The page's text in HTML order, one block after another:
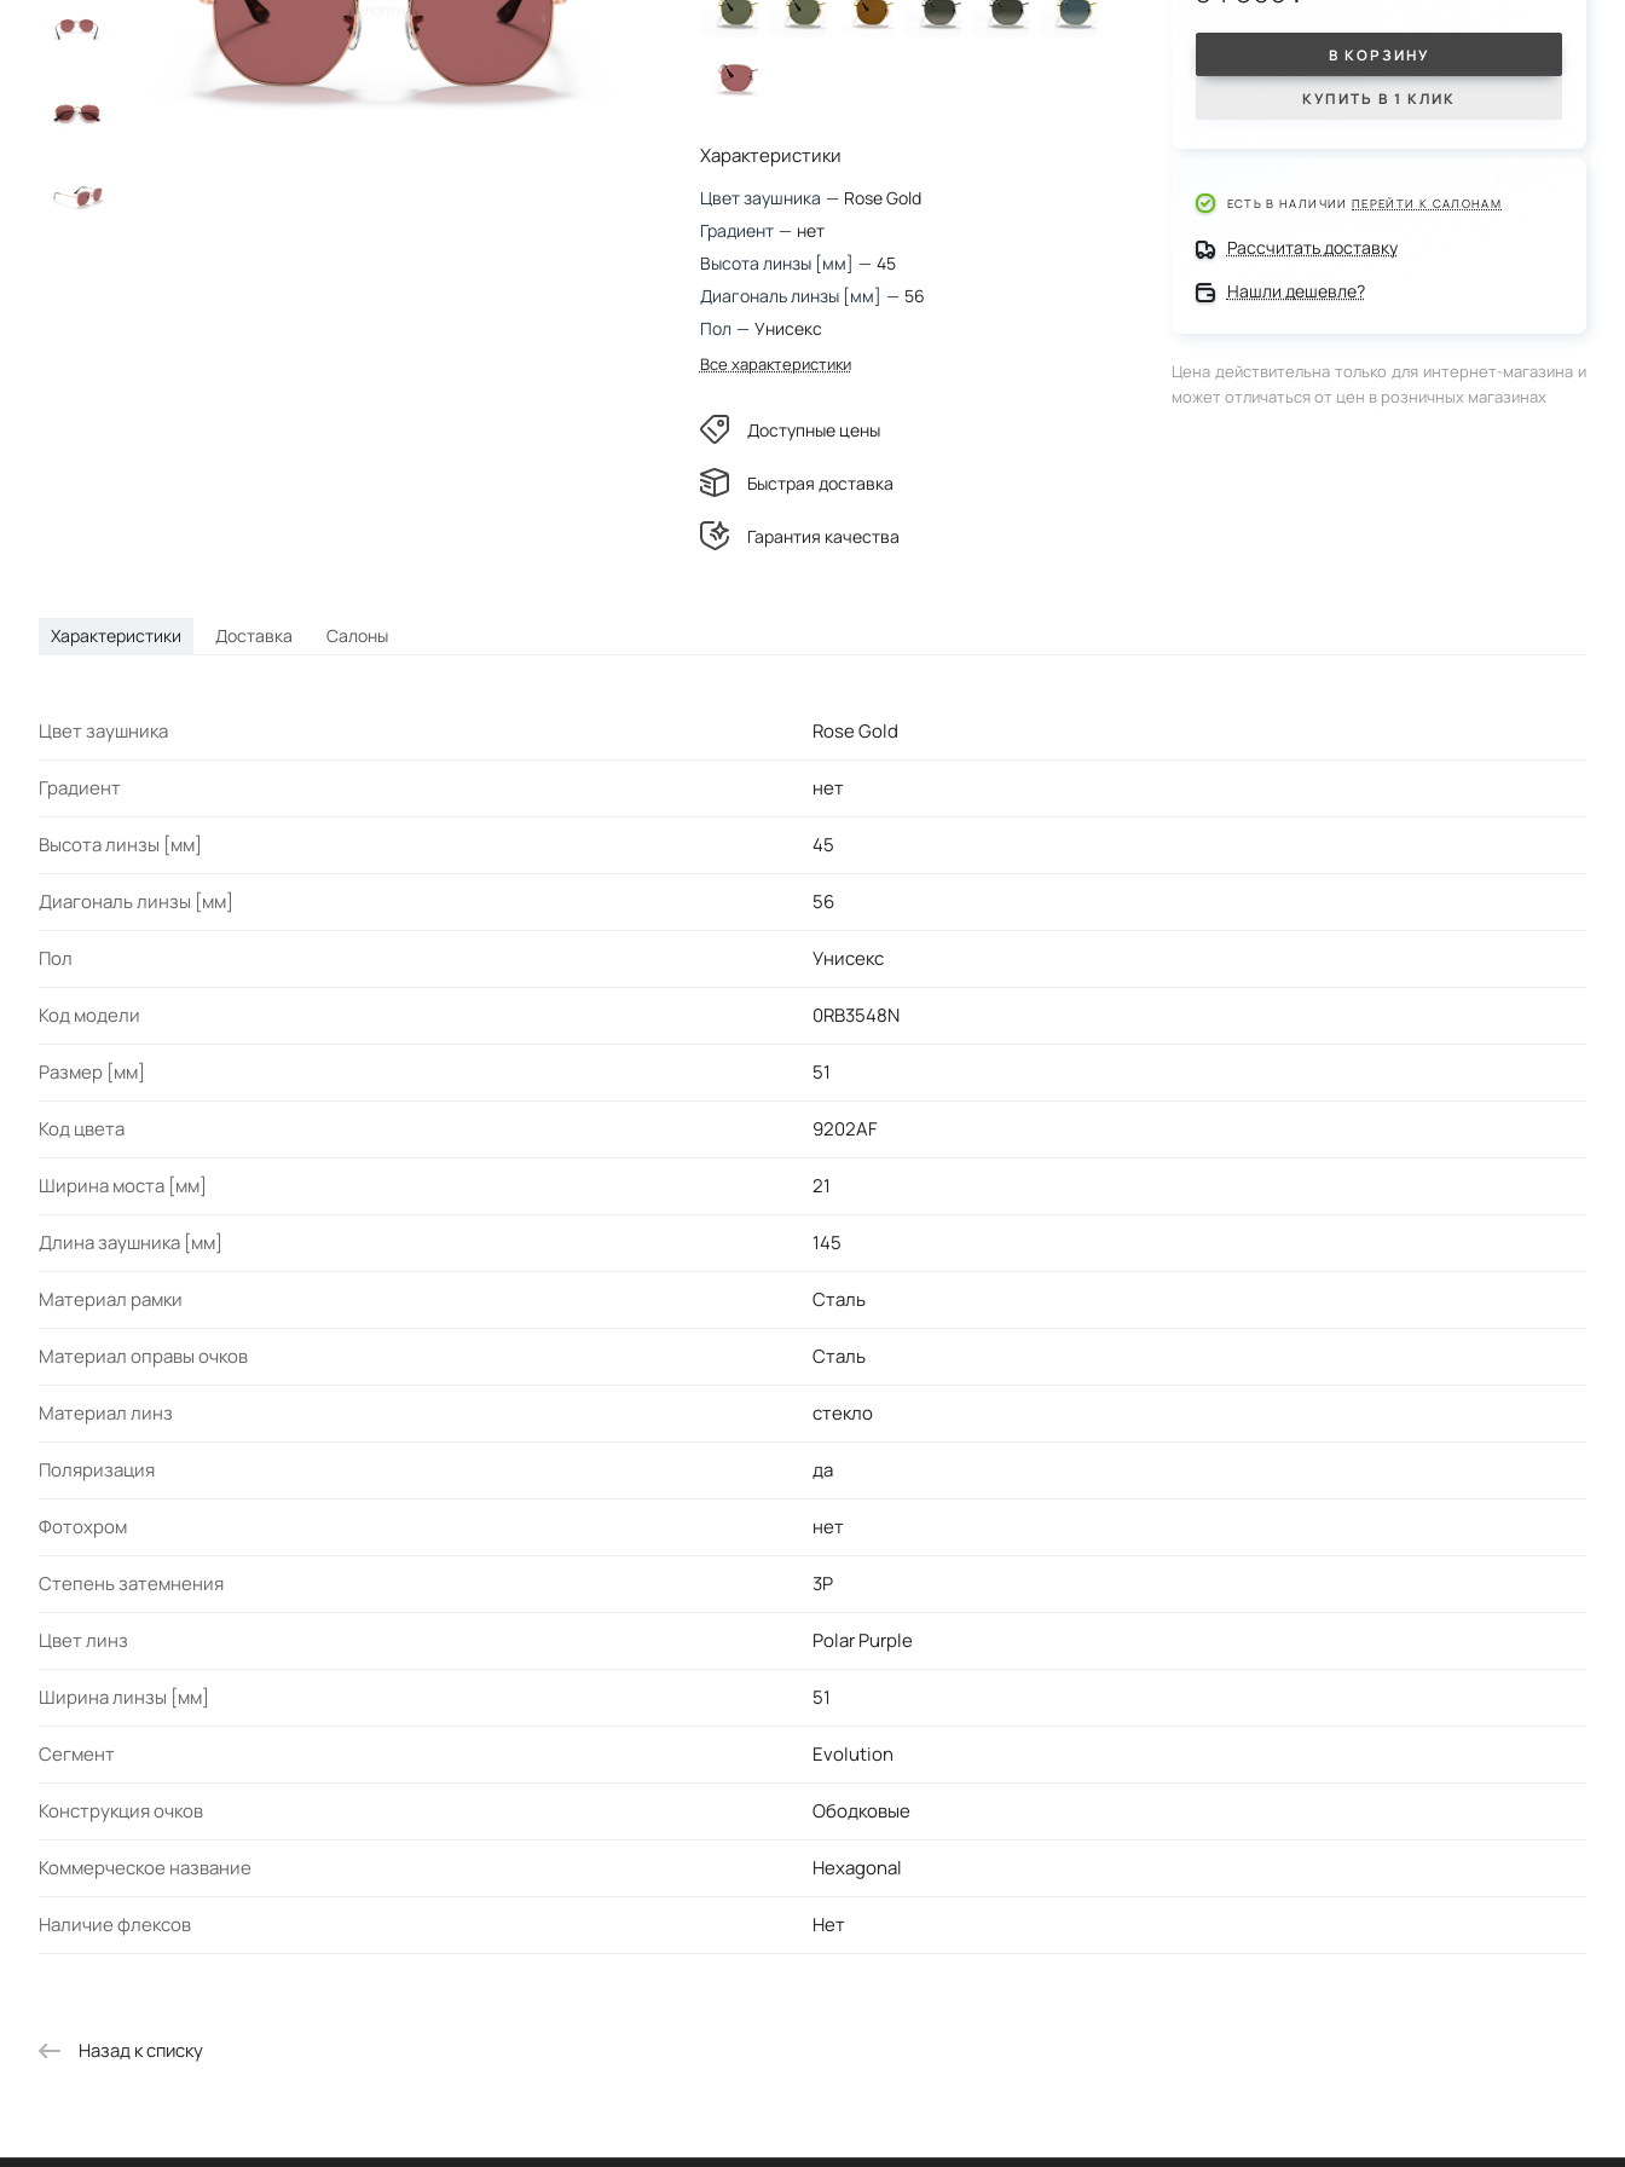
круглые
Характеристики
Цвет заушника — Rose Gold
Градиент — нет
Высота линзы [мм] — 45
Диагональ линзы [мм] — 56
Пол — Унисекс
Все характеристики
Доступные цены
Быстрая доставка
Гарантия качества
В КОРЗИНУ
КУПИТЬ В 1 КЛИК
ЕСТЬ В НАЛИЧИИПЕРЕЙТИ К САЛОНАМ
Рассчитать доставку
Нашли дешевле?
Цена действительна только для интернет-магазина и
может отличаться от цен в розничных магазинах
Характеристики Доставка Салоны
Цвет заушника Rose Gold
Градиент нет
Высота линзы [мм] 45
Диагональ линзы [мм] 56
Пол Унисекс
Код модели 0RB3548N
Размер [мм] 51
Код цвета 9202AF
Ширина моста [мм] 21
Длина заушника [мм] 145
Материал рамки Сталь
Материал оправы очков Сталь
Материал линз стекло
Поляризация да
Фотохром нет
Степень затемнения 3P
Цвет линз Polar Purple
Ширина линзы [мм] 51
Сегмент Evolution
Конструкция очков Ободковые
Коммерческое название Hexagonal
Наличие флексов Нет
Назад к списку